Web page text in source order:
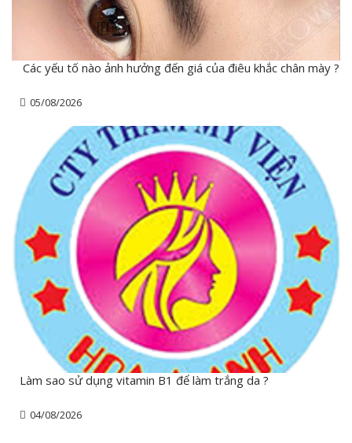
Các yếu tố nào ảnh hưởng đến giá của điêu khắc chân mày ?
05/08/2026
Làm sao sử dụng vitamin B1 để làm trắng da ?
04/08/2026